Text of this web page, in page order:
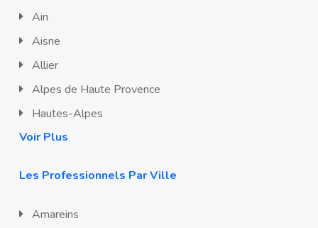
Ain
Aisne
Allier
Alpes de Haute Provence
Hautes-Alpes
Voir Plus
Les Professionnels Par Ville
Amareins